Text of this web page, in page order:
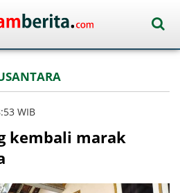
WIB
kembali marak